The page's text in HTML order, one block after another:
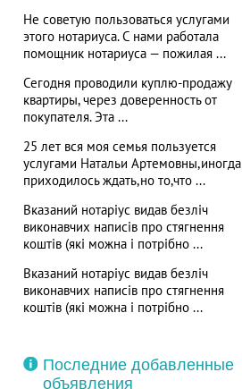
Не советую пользоваться услугами
этого нотариуса. С нами работала
помощник нотариуса — пожилая ...
Сегодня проводили куплю-продажу
квартиры, через доверенность от
покупателя. Эта ...
25 лет вся моя семья пользуется
услугами Натальи Артемовны,иногда
приходилось ждать,но то,что ...
Вказаний нотаріус видав безліч
виконавчих написів про стягнення
коштів (які можна і потрібно ...
Вказаний нотаріус видав безліч
виконавчих написів про стягнення
коштів (які можна і потрібно ...
Последние добавленные
объявления